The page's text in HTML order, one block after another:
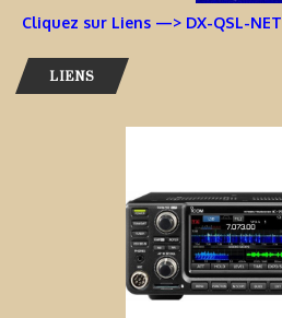
Cliquez sur Liens —> DX-QSL-NET
LIENS